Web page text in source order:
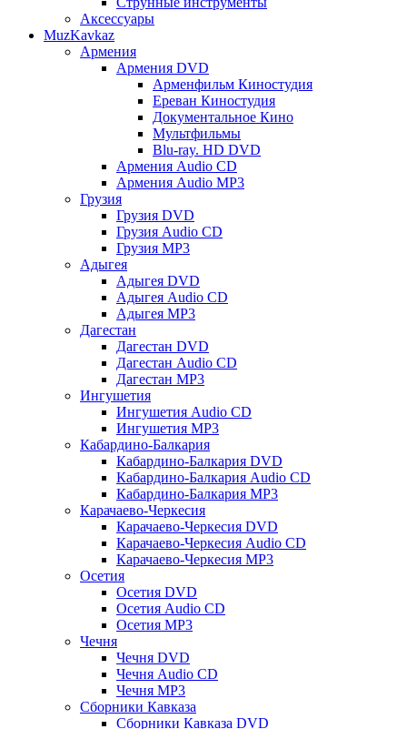
Аксессуары
MuzKavkaz
Армения
Армения DVD
Арменфильм Киностудия
Ереван Киностудия
Документальное Кино
Мультфильмы
Blu-ray. HD DVD
Армения Audio CD
Армения Audio MP3
Грузия
Грузия DVD
Грузия Audio CD
Грузия MP3
Адыгея
Адыгея DVD
Адыгея Audio CD
Адыгея MP3
Дагестан
Дагестан DVD
Дагестан Audio CD
Дагестан MP3
Ингушетия
Ингушетия Audio CD
Ингушетия MP3
Кабардино-Балкария
Кабардино-Балкария DVD
Кабардино-Балкария Audio CD
Кабардино-Балкария MP3
Карачаево-Черкесия
Карачаево-Черкесия DVD
Карачаево-Черкесия Audio CD
Карачаево-Черкесия MP3
Осетия
Осетия DVD
Осетия Audio CD
Осетия MP3
Чечня
Чечня DVD
Чечня Audio CD
Чечня MP3
Сборники Кавказа
Сборники Кавказа DVD